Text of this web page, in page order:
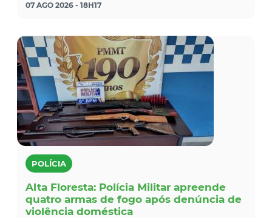
07 AGO 2026 - 18H17
POLÍCIA
Alta Floresta: Polícia Militar apreende
quatro armas de fogo após denúncia de
violência doméstica